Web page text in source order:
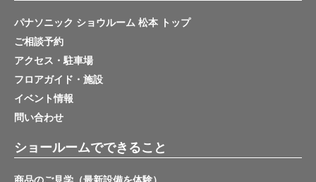
パナソニック ショウルーム 松本 トップ
ご相談予約
アクセス・駐車場
フロアガイド・施設
イベント情報
問い合わせ
ショールームでできること